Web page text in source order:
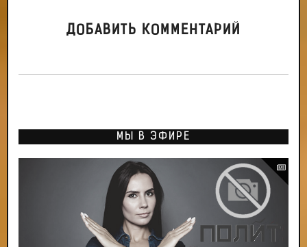
ДОБАВИТЬ КОММЕНТАРИЙ
МЫ В ЭФИРЕ